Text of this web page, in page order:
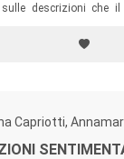
sulle descrizioni che
o nel mondo del
pragmatici e
Capriotti,